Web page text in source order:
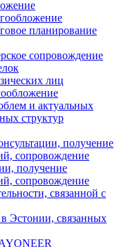
планирование
сопровождение
лиц
и актуальных
структур
получение
сопровождение
получение
сопровождение
связанной с
Эстонии, связанных